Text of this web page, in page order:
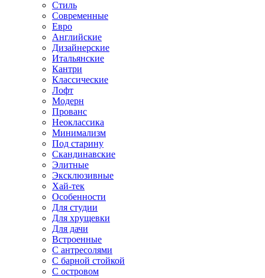
Стиль
Современные
Евро
Английские
Дизайнерские
Итальянские
Кантри
Классические
Лофт
Модерн
Прованс
Неоклассика
Минимализм
Под старину
Скандинавские
Элитные
Эксклюзивные
Хай-тек
Особенности
Для студии
Для хрущевки
Для дачи
Встроенные
С антресолями
С барной стойкой
С островом